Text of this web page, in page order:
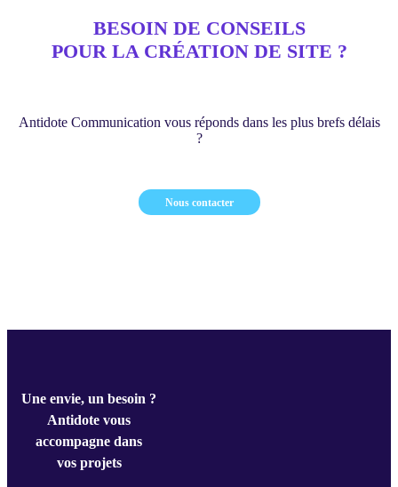
BESOIN DE CONSEILS
POUR LA CRÉATION DE SITE ?
Antidote Communication vous réponds dans les plus brefs délais
?
Nous contacter
Une envie, un besoin ?
Antidote vous
accompagne dans
vos projets